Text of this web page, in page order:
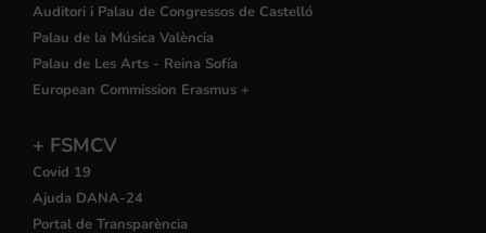
Auditori i Palau de Congressos de Castelló
Palau de la Música València
Palau de Les Arts - Reina Sofía
European Commission Erasmus +
+ FSMCV
Covid 19
Ajuda DANA-24
Portal de Transparència